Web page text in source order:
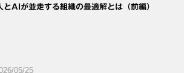
とAIが並走する組織の最適解とは（前編）
05/25